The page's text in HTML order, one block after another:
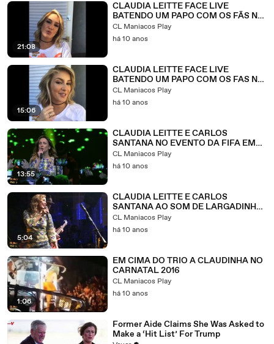
21:08
CLAUDIA LEITTE FACE LIVE
BATENDO UM PAPO COM OS FÃS NO
FACEBOOK P2
CL Maniacos Play
há 10 anos
15:06
CLAUDIA LEITTE FACE LIVE
BATENDO UM PAPO COM OS FAS NO
FACEBOOK P1
CL Maniacos Play
há 10 anos
13:55
CLAUDIA LEITTE E CARLOS
SANTANA NO EVENTO DA FIFA EM
2014
CL Maniacos Play
há 10 anos
5:04
CLAUDIA LEITTE E CARLOS
SANTANA AO SOM DE LARGADINHO
NO EVENTO DA FIFA
CL Maniacos Play
há 10 anos
1:06
EM CIMA DO TRIO A CLAUDINHA NO
CARNATAL 2016
CL Maniacos Play
há 10 anos
Former Aide Claims She Was Asked to
Make a ‘Hit List’ For Trump